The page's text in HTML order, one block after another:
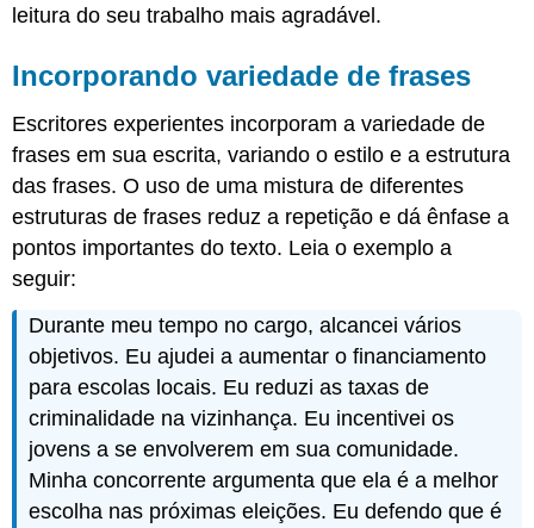
o
modifica
frases
preposicionais
judiciosamente
Iniciando
uma
frase
sujeito
e
o
Conectando
ideias
para
aumentar
leitura do seu trabalho mais agradável.
Incorporando variedade de frases
Escritores experientes incorporam a variedade de
frases em sua escrita, variando o estilo e a estrutura
das frases. O uso de uma mistura de diferentes
estruturas de frases reduz a repetição e dá ênfase a
pontos importantes do texto. Leia o exemplo a
seguir:
Durante meu tempo no cargo, alcancei vários
objetivos. Eu ajudei a aumentar o financiamento
para escolas locais. Eu reduzi as taxas de
criminalidade na vizinhança. Eu incentivei os
jovens a se envolverem em sua comunidade.
Minha concorrente argumenta que ela é a melhor
escolha nas próximas eleições. Eu defendo que é